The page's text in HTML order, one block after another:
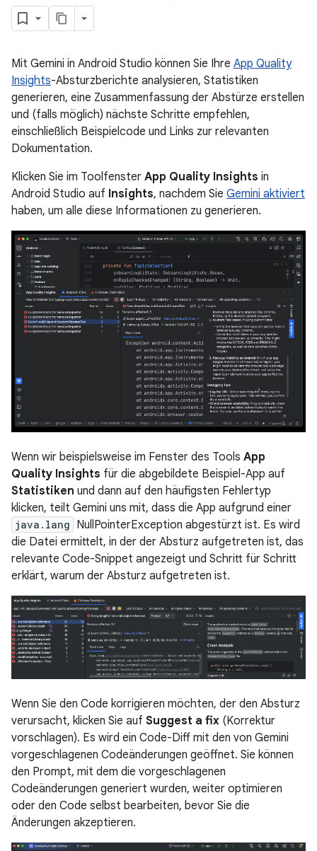
Mit Gemini in Android Studio können Sie Ihre App Quality
Insights-Absturzberichte analysieren, Statistiken
generieren, eine Zusammenfassung der Abstürze erstellen
und (falls möglich) nächste Schritte empfehlen,
einschließlich Beispielcode und Links zur relevanten
Dokumentation.
Klicken Sie im Toolfenster App Quality Insights in
Android Studio auf Insights, nachdem Sie Gemini aktiviert
haben, um alle diese Informationen zu generieren.
Wenn wir beispielsweise im Fenster des Tools App
Quality Insights für die abgebildete Beispiel-App auf
Statistiken und dann auf den häufigsten Fehlertyp
klicken, teilt Gemini uns mit, dass die App aufgrund einer
java.lang NullPointerException abgestürzt ist. Es wird
die Datei ermittelt, in der der Absturz aufgetreten ist, das
relevante Code-Snippet angezeigt und Schritt für Schritt
erklärt, warum der Absturz aufgetreten ist.
Wenn Sie den Code korrigieren möchten, der den Absturz
verursacht, klicken Sie auf Suggest a fix (Korrektur
vorschlagen). Es wird ein Code-Diff mit den von Gemini
vorgeschlagenen Codeänderungen geöffnet. Sie können
den Prompt, mit dem die vorgeschlagenen
Codeänderungen generiert wurden, weiter optimieren
oder den Code selbst bearbeiten, bevor Sie die
Änderungen akzeptieren.